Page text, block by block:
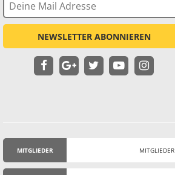
NEWSLETTER ABONNIEREN
MITGLIEDER MITGLIEDER